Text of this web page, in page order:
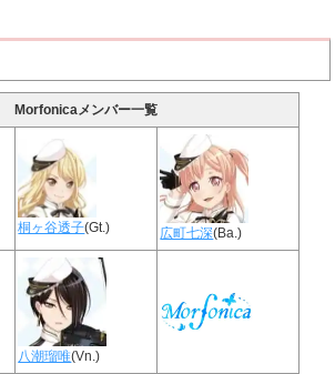
Morfonicaメンバー一覧
桐ヶ谷透子(Gt.) 広町七深(Ba.)
八潮瑠唯(Vn.)